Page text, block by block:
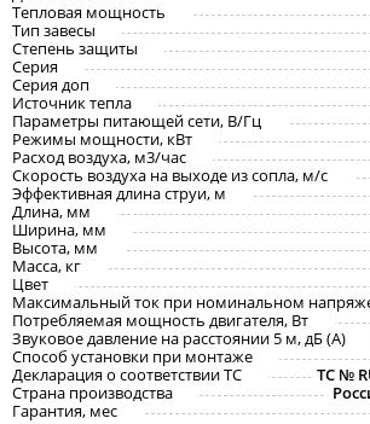
Тепловая мощность
Тип завесы
Степень защиты
Серия
Серия доп
Источник тепла
Параметры питающей сети, В/Гц
Режимы мощности, кВт
Расход воздуха, м3/час
Скорость воздуха на выходе из сопла, м/с
Эффективная длина струи, м
Длина, мм
Ширина, мм
Высота, мм
Масса, кг
Цвет
Максимальный ток при номинальном
Потребляемая мощность двигателя, Вт
Звуковое давление на расстоянии 5 м, дБ (A)
Способ установки при монтаже
Декларация о соответствии ТС
ТС №
Страна производства
Гарантия, мес